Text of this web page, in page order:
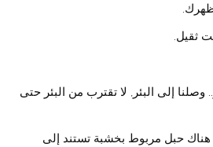
ثقيل.
إلى البئر, لا تقترب من البئر حتى
هناك حبل مربوط بخشبة تستند إلى